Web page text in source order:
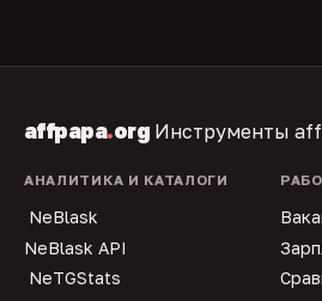
affpapa.org Инструменты
АНАЛИТИКА И КАТАЛОГИ
NeBlask
NeBlask API
NeTGStats